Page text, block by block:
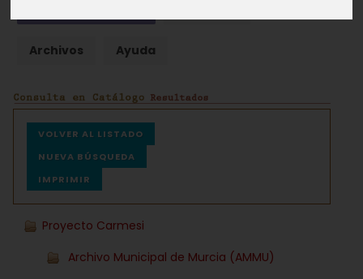
Archivos Ayuda
VOLVER AL LISTADO
NUEVA BÚSQUEDA
IMPRIMIR
Proyecto Carmesi
Archivo Municipal de Murcia (AMMU)